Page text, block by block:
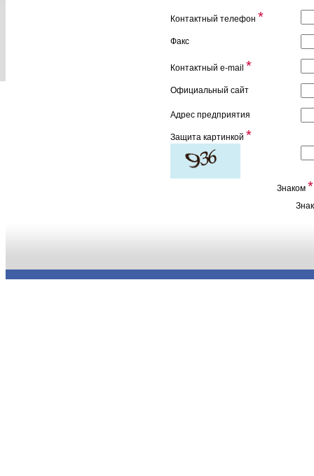
Контактный телефон *
Факс
Контактный e-mail *
Официальный сайт
Адрес предприятия
Защита картинкой *
Знаком *